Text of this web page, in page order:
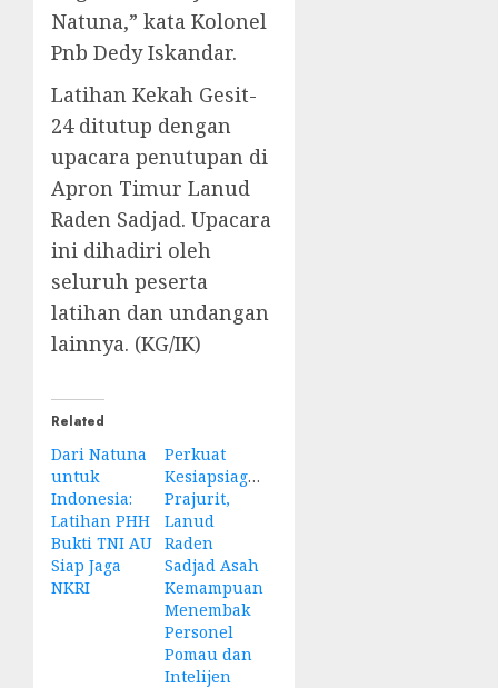
Natuna,” kata Kolonel
Pnb Dedy Iskandar.
Latihan Kekah Gesit-
24 ditutup dengan
upacara penutupan di
Apron Timur Lanud
Raden Sadjad. Upacara
ini dihadiri oleh
seluruh peserta
latihan dan undangan
lainnya. (KG/IK)
Related
Dari Natuna
untuk
Indonesia:
Latihan PHH
Bukti TNI AU
Siap Jaga
NKRI
Perkuat
Kesiapsiagaan
Prajurit,
Lanud
Raden
Sadjad Asah
Kemampuan
Menembak
Personel
Pomau dan
Intelijen